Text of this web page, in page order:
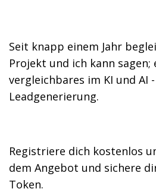
Seit knapp einem Jahr
Projekt und ich kann
vergleichbares im KI und AI
Leadgenerierung.
Registriere dich kostenlos
dem Angebot und sichere
Token.